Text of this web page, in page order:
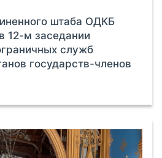
штаба ОДКБ
12-м заседании
служб
государств-членов